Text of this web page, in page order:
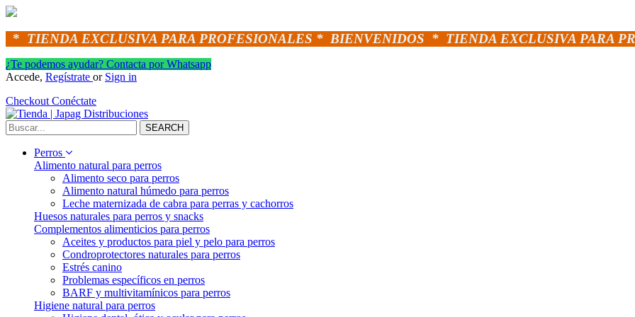
* TIENDA EXCLUSIVA PARA PROFESIONALES * BIENVENIDOS * TIENDA EXCLUSIVA PARA
¿Te podemos ayudar? Contacta por Whatsapp
Accede, Regístrate or Sign in
Checkout Conéctate
SEARCH
Perros
Alimento natural para perros
Alimento seco para perros
Alimento natural húmedo para perros
Leche maternizada de cabra para perras y cachorros
Huesos naturales para perros y snacks
Complementos alimenticios para perros
Aceites y productos para piel y pelo para perros
Condroprotectores naturales para perros
Estrés canino
Problemas específicos en perros
BARF y multivitamínicos para perros
Higiene natural para perros